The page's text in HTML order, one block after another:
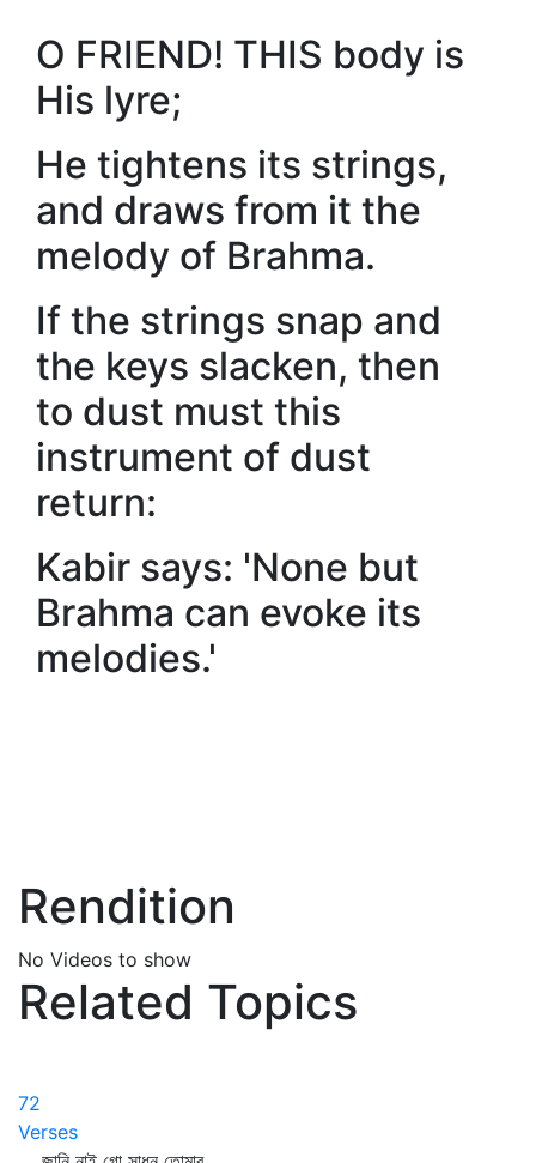
O FRIEND! THIS body is
His lyre;
He tightens its strings,
and draws from it the
melody of Brahma.
If the strings snap and
the keys slacken, then
to dust must this
instrument of dust
return:
Kabir says: 'None but
Brahma can evoke its
melodies.'
Rendition
No Videos to show
Related Topics
72
Verses